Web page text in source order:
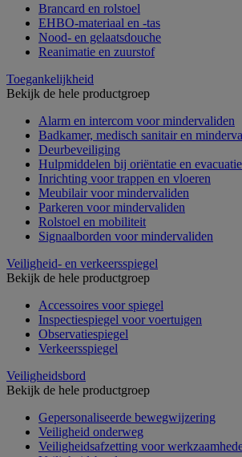
Brancard en rolstoel
EHBO-materiaal en -tas
Nood- en gelaatsdouche
Reanimatie en zuurstof
Toegankelijkheid
Bekijk de hele productgroep
Alarm en intercom voor mindervaliden
Badkamer, medisch sanitair en
Deurbeveiliging
Hulpmiddelen bij oriëntatie en evacuatie
Inrichting voor trappen en vloeren
Meubilair voor mindervaliden
Parkeren voor mindervaliden
Rolstoel en mobiliteit
Signaalborden voor mindervaliden
Veiligheid- en verkeersspiegel
Bekijk de hele productgroep
Accessoires voor spiegel
Inspectiespiegel voor voertuigen
Observatiespiegel
Verkeersspiegel
Veiligheidsbord
Bekijk de hele productgroep
Gepersonaliseerde bewegwijzering
Veiligheid onderweg
Veiligheidsafzetting voor